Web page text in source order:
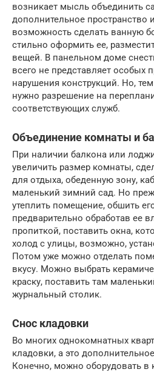
возникает мысль объединить
дополнительное пространство
возможность сделать ванную
стильно оформить ее,
вещей. В панельном доме
всего не представляет особых
нарушения конструкций. Но,
нужно разрешение на
соответствующих служб.
Объединение комнаты и
При наличии балкона или
увеличить размер комнаты,
для отдыха, обеденную зону,
маленький зимний сад. Но
утеплить помещение, обшить
предварительно обработав ее
пропиткой, поставить окна,
холод с улицы, возможно,
Потом уже можно отделать
вкусу. Можно выбрать
краску, поставить там
журнальный столик.
Снос кладовки
Во многих однокомнатных
кладовки, а это
Конечно, можно оборудовать в